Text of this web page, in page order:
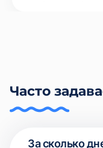
Часто
За сколько